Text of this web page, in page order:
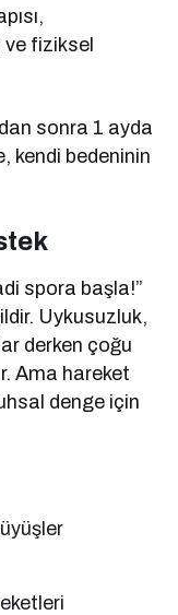
ve fiziksel
sonra 1 ayda
kendi bedeninin
spora başla!”
Uykusuzluk,
derken çoğu
Ama hareket
denge için